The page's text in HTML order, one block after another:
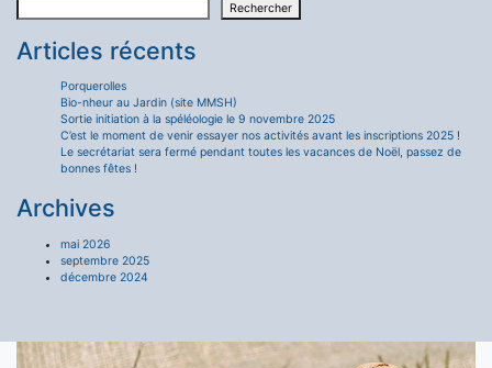
Rechercher
Articles récents
Porquerolles
Bio-nheur au Jardin (site MMSH)
Sortie initiation à la spéléologie le 9 novembre 2025
C’est le moment de venir essayer nos activités avant les inscriptions 2025 !
Le secrétariat sera fermé pendant toutes les vacances de Noël, passez de
bonnes fêtes !
Archives
mai 2026
septembre 2025
décembre 2024